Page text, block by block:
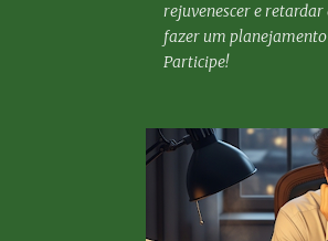
rejuvenescer e
fazer um
Participe!
P
ANSIEDADE BEM-
EQUILIBRIO EMOCIONAL